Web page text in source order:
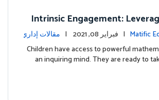
mathematical potential and
Matific | فبراير 08, 2021 | مقالات إداري
Children have access to powerful
an inquiring mind. They are ready to